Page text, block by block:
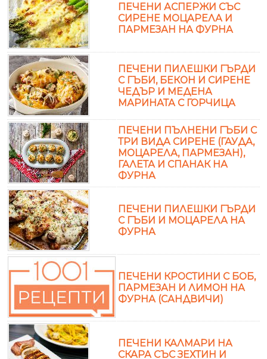
ПЕЧЕНИ АСПЕРЖИ СЪС
СИРЕНЕ МОЦАРЕЛА И
ПАРМЕЗАН НА ФУРНА
ПЕЧЕНИ ПИЛЕШКИ ГЪРДИ
С ГЪБИ, БЕКОН И СИРЕНЕ
ЧЕДЪР И МЕДЕНА
МАРИНАТА С ГОРЧИЦА
ПЕЧЕНИ ПЪЛНЕНИ ГЪБИ С
ТРИ ВИДА СИРЕНЕ (ГАУДА,
МОЦАРЕЛА, ПАРМЕЗАН),
ГАЛЕТА И СПАНАК НА
ФУРНА
ПЕЧЕНИ ПИЛЕШКИ ГЪРДИ
С ГЪБИ И МОЦАРЕЛА НА
ФУРНА
ПЕЧЕНИ КРОСТИНИ С БОБ,
ПАРМЕЗАН И ЛИМОН НА
ФУРНА (САНДВИЧИ)
ПЕЧЕНИ КАЛМАРИ НА
СКАРА СЪС ЗЕХТИН И